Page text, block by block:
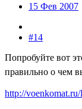
15 Фев 2007
#14
Попробуйте вот
правильно о чем
http://